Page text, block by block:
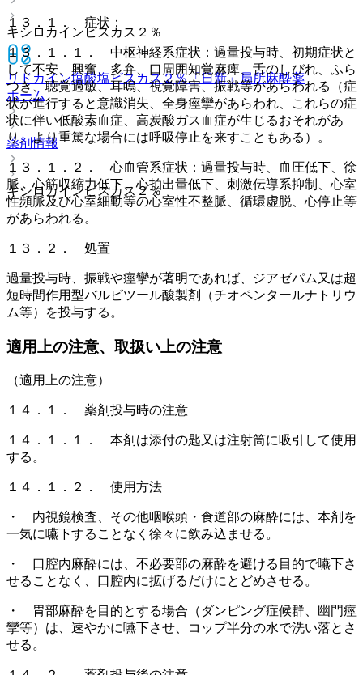
キシロカインビスカス２％
リドカイン塩酸塩ビスカス２％「日新」 局所麻酔薬
ホーム
薬剤情報
キシロカインビスカス２％
１３．１． 症状：
１３．１．１． 中枢神経系症状：過量投与時、初期症状と
して不安、興奮、多弁、口周囲知覚麻痺、舌のしびれ、ふら
つき、聴覚過敏、耳鳴、視覚障害、振戦等があらわれる（症
状が進行すると意識消失、全身痙攣があらわれ、これらの症
状に伴い低酸素血症、高炭酸ガス血症が生じるおそれがあ
り、より重篤な場合には呼吸停止を来すこともある）。
１３．１．２． 心血管系症状：過量投与時、血圧低下、徐
脈、心筋収縮力低下、心拍出量低下、刺激伝導系抑制、心室
性頻脈及び心室細動等の心室性不整脈、循環虚脱、心停止等
があらわれる。
１３．２． 処置
過量投与時、振戦や痙攣が著明であれば、ジアゼパム又は超
短時間作用型バルビツール酸製剤（チオペンタールナトリウ
ム等）を投与する。
適用上の注意、取扱い上の注意
（適用上の注意）
１４．１． 薬剤投与時の注意
１４．１．１． 本剤は添付の匙又は注射筒に吸引して使用
する。
１４．１．２． 使用方法
・ 内視鏡検査、その他咽喉頭・食道部の麻酔には、本剤を
一気に嚥下することなく徐々に飲み込ませる。
・ 口腔内麻酔には、不必要部の麻酔を避ける目的で嚥下さ
せることなく、口腔内に拡げるだけにとどめさせる。
・ 胃部麻酔を目的とする場合（ダンピング症候群、幽門痙
攣等）は、速やかに嚥下させ、コップ半分の水で洗い落とさ
せる。